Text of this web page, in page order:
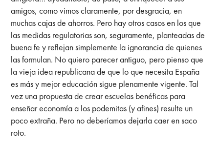
amigos, como vimos claramente, por desgracia, en
muchas cajas de ahorros. Pero hay otros casos en los que
las medidas regulatorias son, seguramente, planteadas de
buena fe y reflejan simplemente la ignorancia de quienes
las formulan. No quiero parecer antiguo, pero pienso que
la vieja idea republicana de que lo que necesita España
es más y mejor educación sigue plenamente vigente. Tal
vez una propuesta de crear escuelas benéficas para
enseñar economía a los podemitas (y afines) resulte un
poco extraña. Pero no deberíamos dejarla caer en saco
roto.